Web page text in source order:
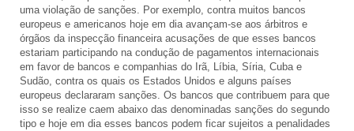
uma violação de sanções. Por exemplo, contra muitos bancos
europeus e americanos hoje em dia avançam-se aos árbitros e
órgãos da inspecção financeira acusações de que esses bancos
estariam participando na condução de pagamentos internacionais
em favor de bancos e companhias do Irã, Líbia, Síria, Cuba e
Sudão, contra os quais os Estados Unidos e alguns países
europeus declararam sanções. Os bancos que contribuem para que
isso se realize caem abaixo das denominadas sanções do segundo
tipo e hoje em dia esses bancos podem ficar sujeitos a penalidades